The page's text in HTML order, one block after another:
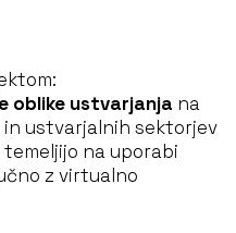
oblike ustvarjanja na
ustvarjalnih sektorjev
na uporabi
z virtualno